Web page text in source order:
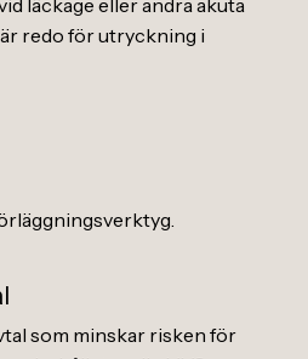
redo för utryckning i
som minskar risken för